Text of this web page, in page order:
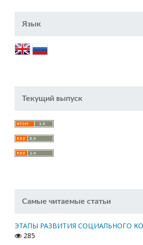
Язык
Текущий выпуск
Самые читаемые статьи
ЭТАПЫ РАЗВИТИЯ СОЦИАЛЬНОГО
285